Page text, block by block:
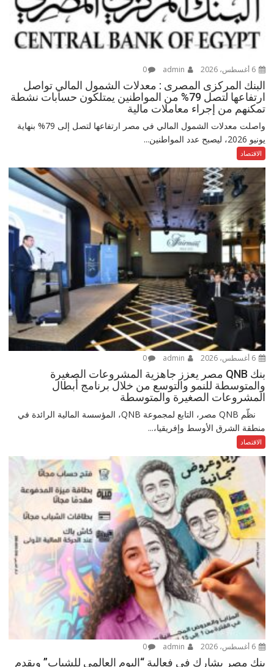
6 أغسطس، 2026 0
البنك المركزى المصرى : معدلات الشمول المالي تواصل
ارتفاعها لتصل 79% من المواطنين يمتلكون حسابات نشطة
تمكنهم من إجراء معاملات مالية
واصلت معدلات الشمول المالي في مصر ارتفاعها لتصل إلى 79% بنهاية
يونيو 2026، ليصبح عدد المواطنين...
الاقتصاد
6 أغسطس، 2026 0
بنك QNB مصر يعزز جاهزية المشروعات الصغيرة
والمتوسطة للنمو والتوسع من خلال برنامج أبطال
المشروعات الصغيرة والمتوسطة
نظّم QNB مصر، التابع لمجموعة QNB، المؤسسة المالية الرائدة في
منطقة الشرق الأوسط وإفريقيا،...
الاقتصاد
6 أغسطس، 2026 0
بنك مصر يشارك في فعالية “اليوم العالمي للشباب” ويقدم